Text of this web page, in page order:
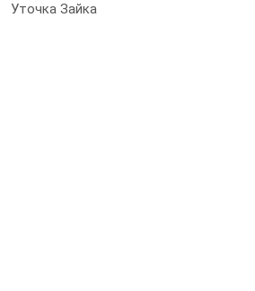
Уточка Зайка